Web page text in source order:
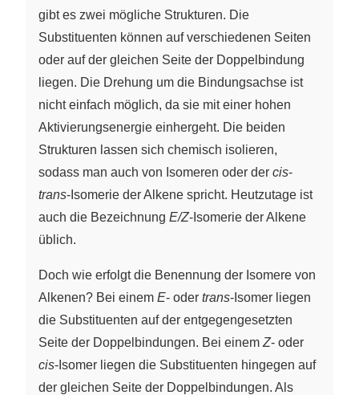
gibt es zwei mögliche Strukturen. Die
Substituenten können auf verschiedenen Seiten
oder auf der gleichen Seite der Doppelbindung
liegen. Die Drehung um die Bindungsachse ist
nicht einfach möglich, da sie mit einer hohen
Aktivierungsenergie einhergeht. Die beiden
Strukturen lassen sich chemisch isolieren,
sodass man auch von Isomeren oder der cis-
trans-Isomerie der Alkene spricht. Heutzutage ist
auch die Bezeichnung E/Z-Isomerie der Alkene
üblich.
Doch wie erfolgt die Benennung der Isomere von
Alkenen? Bei einem E- oder trans-Isomer liegen
die Substituenten auf der entgegengesetzten
Seite der Doppelbindungen. Bei einem Z- oder
cis-Isomer liegen die Substituenten hingegen auf
der gleichen Seite der Doppelbindungen. Als